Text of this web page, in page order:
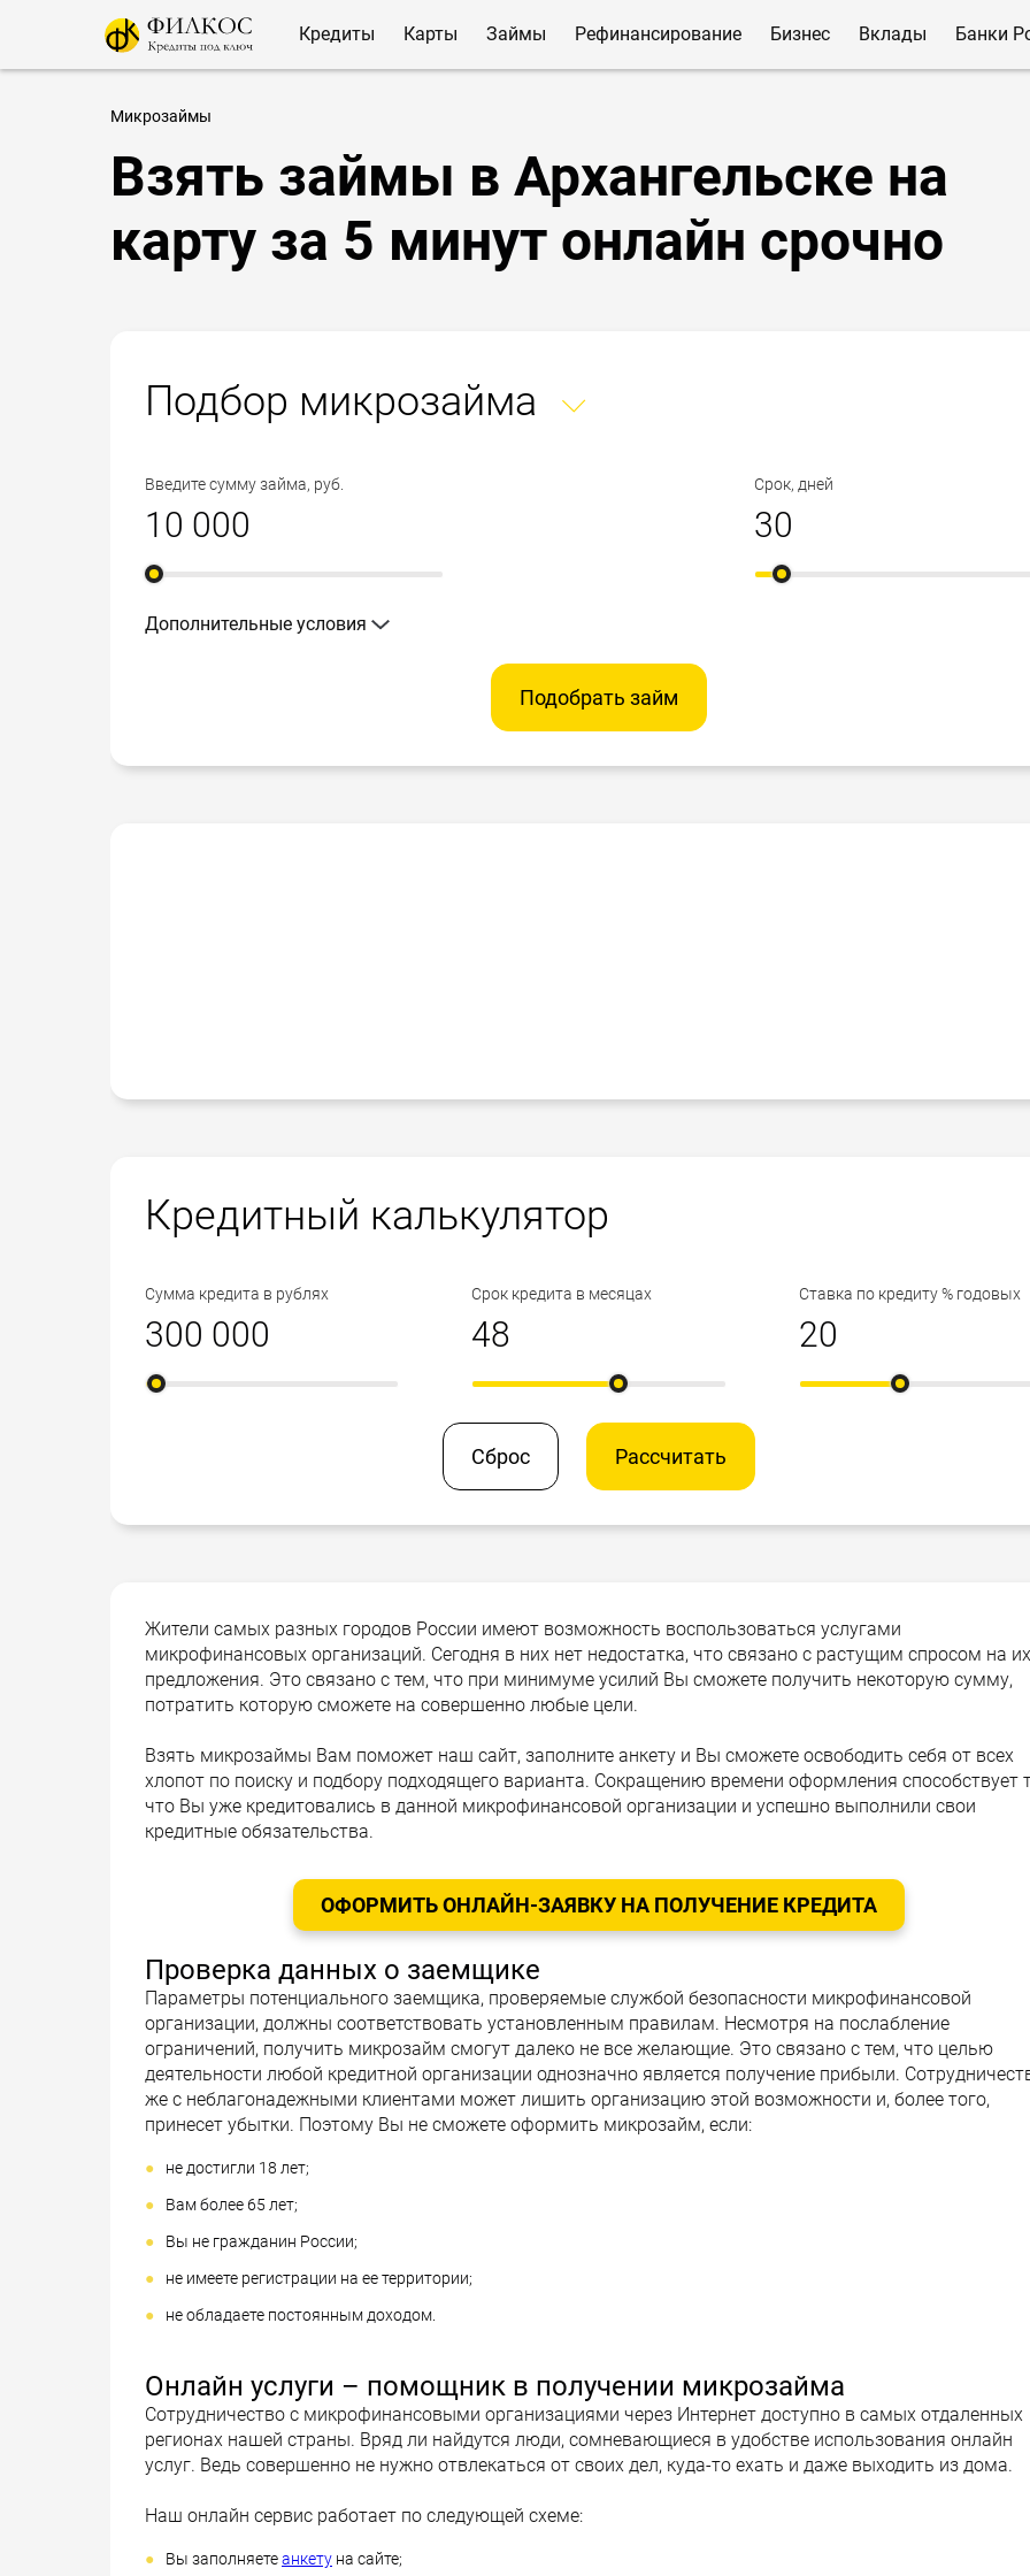
Кредиты Карты Займы Рефинансирование Бизнес Вклады Банки
Микрозаймы
Взять займы в Архангельске на
карту за 5 минут онлайн срочно
Подбор микрозайма
Введите сумму займа, руб. Срок, дней
Дополнительные условия
Подобрать займ
Кредитный калькулятор
Сумма кредита в рублях Срок кредита в месяцах Ставка по кредиту % годовых
Сброс Рассчитать
Жители самых разных городов России имеют возможность воспользоваться услугами
микрофинансовых организаций. Сегодня в них нет недостатка, что связано с растущим спросом на их
предложения. Это связано с тем, что при минимуме усилий Вы сможете получить некоторую сумму,
потратить которую сможете на совершенно любые цели.
Взять микрозаймы Вам поможет наш сайт, заполните анкету и Вы сможете освободить себя от всех
хлопот по поиску и подбору подходящего варианта. Сокращению времени оформления способствует
что Вы уже кредитовались в данной микрофинансовой организации и успешно выполнили свои
кредитные обязательства.
ОФОРМИТЬ ОНЛАЙН-ЗАЯВКУ НА ПОЛУЧЕНИЕ КРЕДИТА
Проверка данных о заемщике
Параметры потенциального заемщика, проверяемые службой безопасности микрофинансовой
организации, должны соответствовать установленным правилам. Несмотря на послабление
ограничений, получить микрозайм смогут далеко не все желающие. Это связано с тем, что целью
деятельности любой кредитной организации однозначно является получение прибыли.
же с неблагонадежными клиентами может лишить организацию этой возможности и, более того,
принесет убытки. Поэтому Вы не сможете оформить микрозайм, если:
не достигли 18 лет;
Вам более 65 лет;
Вы не гражданин России;
не имеете регистрации на ее территории;
не обладаете постоянным доходом.
Онлайн услуги – помощник в получении микрозайма
Сотрудничество с микрофинансовыми организациями через Интернет доступно в самых отдаленных
регионах нашей страны. Вряд ли найдутся люди, сомневающиеся в удобстве использования онлайн
услуг. Ведь совершенно не нужно отвлекаться от своих дел, куда-то ехать и даже выходить из дома.
Наш онлайн сервис работает по следующей схеме:
Вы заполняетеанкету на сайте;